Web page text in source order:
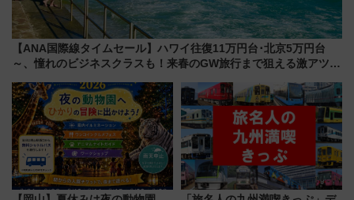
【ANA国際線タイムセール】ハワイ往復11万円台･北京5万円台
～、憧れのビジネスクラスも！来春のGW旅行まで狙える激アツ路